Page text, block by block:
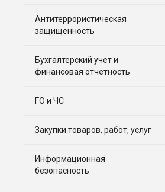
Антитеррористическая
защищенность
Бухгалтерский учет и
финансовая отчетность
ГО и ЧС
Закупки товаров, работ, услуг
Информационная
безопасность